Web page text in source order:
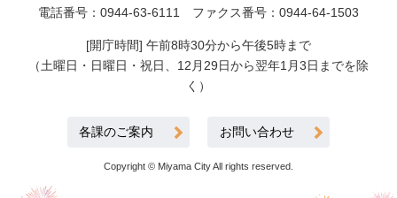
電話番号：0944-63-6111 ファクス番号：0944-64-1503
[開庁時間] 午前8時30分から午後5時まで
（土曜日・日曜日・祝日、12月29日から翌年1月3日までを除
く）
各課のご案内 お問い合わせ
Copyright © Miyama City All rights reserved.